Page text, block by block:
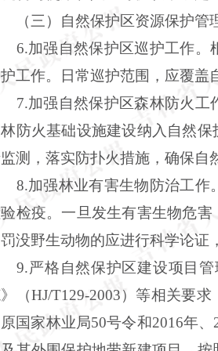
三）自然保护区资源保护管
6.加强自然保护区巡护工作。
工作。日常巡护范围，应覆盖
7.加强自然保护区森林防火工
防火基础设施建设纳入自然
测，落实防扑火措施，确保自
8.加强林业有害生物防治工作
检疫。一旦发生有害生物危
没野生动物的应进行科学论
9.严格自然保护区建设项目
（HJ/T129-2003）等相关要
国家林业局50号令和2016年